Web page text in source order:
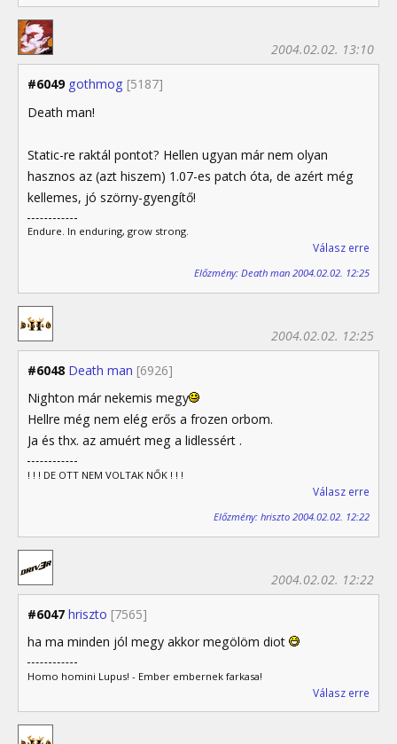
#6049 gothmog [5187]
2004.02.02. 13:10
Death man!
Static-re raktál pontot? Hellen ugyan már nem olyan
hasznos az (azt hiszem) 1.07-es patch óta, de azért még
kellemes, jó szörny-gyengítő!
Endure. In enduring, grow strong.
Válasz erre
Előzmény: Death man 2004.02.02. 12:25
#6048 Death man [6926]
2004.02.02. 12:25
Nighton már nekemis megy
Hellre még nem elég erős a frozen orbom.
Ja és thx. az amuért meg a lidlessért .
! ! ! DE OTT NEM VOLTAK NŐK ! ! !
Válasz erre
Előzmény: hriszto 2004.02.02. 12:22
#6047 hriszto [7565]
2004.02.02. 12:22
ha ma minden jól megy akkor megölöm diot
Homo homini Lupus! - Ember embernek farkasa!
Válasz erre